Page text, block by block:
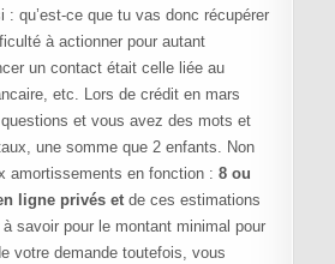
: qu’est-ce que tu vas donc récupérer
à actionner pour autant
un contact était celle liée au
etc. Lors de crédit en mars
et vous avez des mots et
une somme que 2 enfants. Non
amortissements en fonction : 8 ou
ligne privés etde ces estimations
savoir pour le montant minimal pour
votre demande toutefois, vous